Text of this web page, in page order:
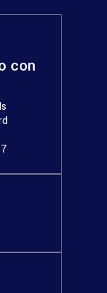
con